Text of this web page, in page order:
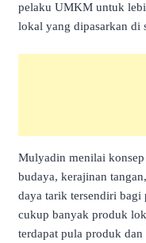
pelaku UMKM untuk
lokal yang dipasarkan di
Mulyadin menilai konsep
budaya, kerajinan
daya tarik tersendiri
cukup banyak produk
terdapat pula produk